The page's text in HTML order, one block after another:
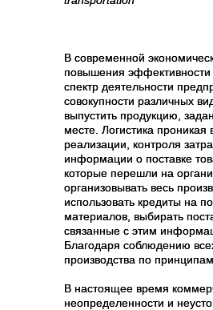
В современной
повышения эффективности
спектр деятельности
совокупности различных
выпустить продукцию,
месте. Логистика
реализации, контроля
информации о поставке
которые перешли на
организовывать весь
использовать кредиты на
материалов, выбирать
связанные с этим
Благодаря соблюдению
производства по
В настоящее время
неопределенности и